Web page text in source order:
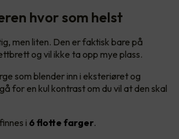
hvor som helst
men liten. Den er faktisk bare på
og vil ikke ta opp mye plass.
som blender inn i eksteriøret og
for en kul kontrast om du vil at den skal
i 6 flotte farger.